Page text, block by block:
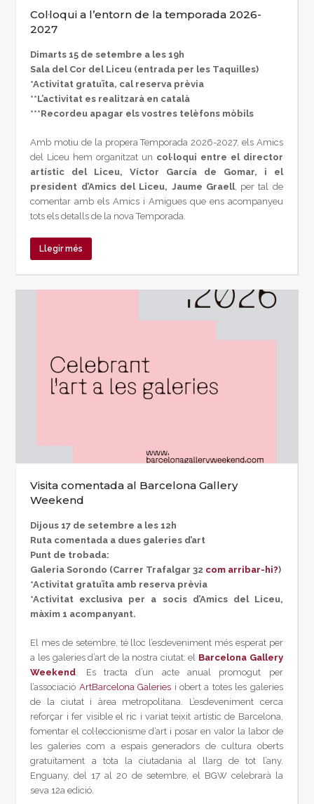
Col·loqui a l’entorn de la temporada 2026-
2027
Dimarts 15 de setembre a les 19h
Sala del Cor del Liceu (entrada per les Taquilles)
*Activitat gratuïta, cal reserva prèvia
**L’activitat es realitzarà en català
***Recordeu apagar els vostres telèfons mòbils
Amb motiu de la propera Temporada 2026-2027, els Amics
del Liceu hem organitzat un col·loqui entre el director
artístic del Liceu, Víctor García de Gomar, i el
president d’Amics del Liceu, Jaume Graell, per tal de
comentar amb els Amics i Amigues que ens acompanyeu
tots els detalls de la nova Temporada.
Llegir més
Visita comentada al Barcelona Gallery
Weekend
Dijous 17 de setembre a les 12h
Ruta comentada a dues galeries d’art
Punt de trobada:
Galeria Sorondo (Carrer Trafalgar 32 com arribar-hi?)
*Activitat gratuïta amb reserva prèvia
*Activitat exclusiva per a socis d’Amics del Liceu,
màxim 1 acompanyant.
El mes de setembre, té lloc l’esdeveniment més esperat per
a les galeries d’art de la nostra ciutat: el Barcelona Gallery
Weekend . Es tracta d’un acte anual promogut per
l’associació ArtBarcelona Galeries i obert a totes les galeries
de la ciutat i àrea metropolitana. L’esdeveniment cerca
reforçar i fer visible el ric i variat teixit artístic de Barcelona,
fomentar el col·leccionisme d’art i posar en valor la labor de
les galeries com a espais generadors de cultura oberts
gratuïtament a tota la ciutadania al llarg de tot l’any.
Enguany, del 17 al 20 de setembre, el BGW celebrarà la
seva 12a edició.